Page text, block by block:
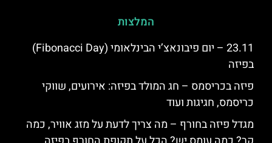
המלצות
23.11 – יום פיבונאצ’י הבינלאומי (Fibonacci Day)
בפיזה
פיזה בכריסמס – חג המולד בפיזה: אירועים, שווקי
כריסמס, חגיגות ועוד
מגדל פיזה בחורף – מה צריך לדעת על מזג אוויר, כמה